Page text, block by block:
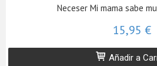
Neceser Mi mama sabe
15,95 €
Añadir a